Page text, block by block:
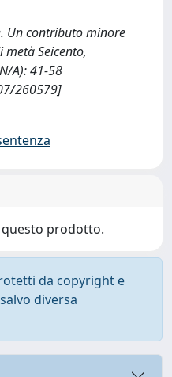
Un contributo minore
Seicento,
A): 41-58
260579]
questo prodotto.
da copyright e
diversa